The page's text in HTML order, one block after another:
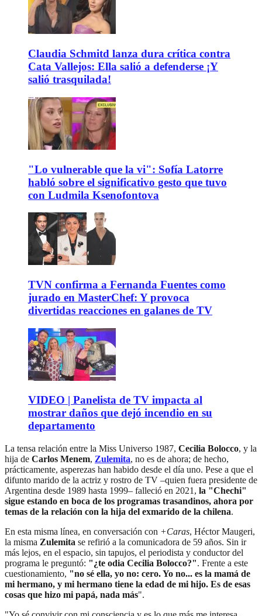
Claudia Schmitd lanza dura crítica contra
Cata Vallejos: Ella salió a defenderse ¡Y
salió trasquilada!
"Lo vulnerable que la vi": Sofía Latorre
habló sobre el significativo gesto que tuvo
con Ludmila Ksenofontova
TVN confirma a Fernanda Fuentes como
jurado en MasterChef: Y provoca
divertidas reacciones en galanes de TV
VIDEO | Panelista de TV impacta al
mostrar daños que dejó incendio en su
departamento
La tensa relación entre la Miss Universo 1987, Cecilia Bolocco, y la
hija de Carlos Menem, Zulemita, no es de ahora; de hecho,
prácticamente, asperezas han habido desde el día uno. Pese a que el
difunto marido de la actriz y rostro de TV –quien fuera presidente de
Argentina desde 1989 hasta 1999– falleció en 2021, la "Chechi"
sigue estando en boca de los programas trasandinos, ahora por
temas de la relación con la hija del exmarido de la chilena.
En esta misma línea, en conversación con +Caras, Héctor Maugeri,
la misma Zulemita se refirió a la comunicadora de 59 años. Sin ir
más lejos, en el espacio, sin tapujos, el periodista y conductor del
programa le preguntó: "¿te odia Cecilia Bolocco?". Frente a este
cuestionamiento, "no sé ella, yo no: cero. Yo no... es la mamá de
mi hermano, y mi hermano tiene la edad de mi hijo. Es de esas
cosas que hizo mi papá, nada más".